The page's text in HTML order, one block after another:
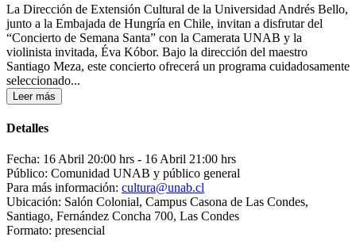
La Dirección de Extensión Cultural de la Universidad Andrés Bello,
junto a la Embajada de Hungría en Chile, invitan a disfrutar del
“Concierto de Semana Santa” con la Camerata UNAB y la
violinista invitada, Éva Kóbor. Bajo la dirección del maestro
Santiago Meza, este concierto ofrecerá un programa cuidadosamente
seleccionado...
Leer más
Detalles
Fecha: 16 Abril 20:00 hrs - 16 Abril 21:00 hrs
Público: Comunidad UNAB y público general
Para más información: cultura@unab.cl
Ubicación: Salón Colonial, Campus Casona de Las Condes,
Santiago, Fernández Concha 700, Las Condes
Formato: presencial